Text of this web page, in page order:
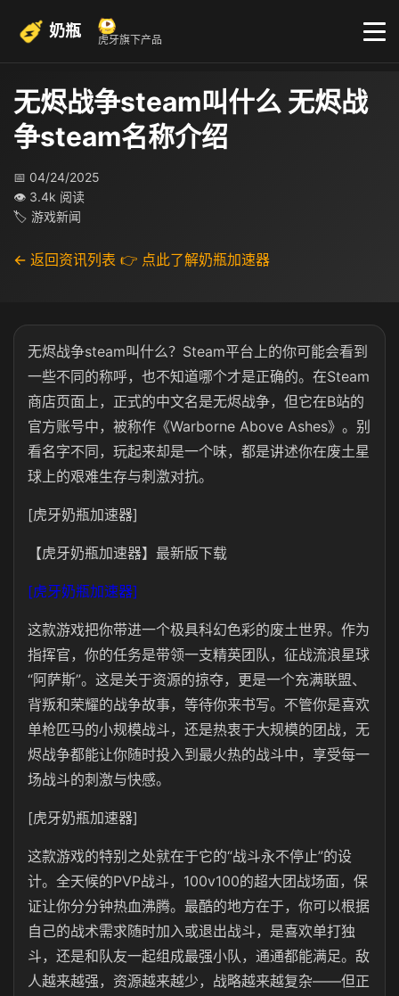
奶瓶 虎牙旗下产品
无烬战争steam叫什么 无烬战
争steam名称介绍
📅 04/24/2025
👁 3.4k 阅读
🏷 游戏新闻
← 返回资讯列表 👉 点此了解奶瓶加速器
无烬战争steam叫什么？Steam平台上的你可能会看到
一些不同的称呼，也不知道哪个才是正确的。在Steam
商店页面上，正式的中文名是无烬战争，但它在B站的
官方账号中，被称作《Warborne Above Ashes》。别
看名字不同，玩起来却是一个味，都是讲述你在废土星
球上的艰难生存与刺激对抗。
[虎牙奶瓶加速器]
【虎牙奶瓶加速器】最新版下载
[虎牙奶瓶加速器]
这款游戏把你带进一个极具科幻色彩的废土世界。作为
指挥官，你的任务是带领一支精英团队，征战流浪星球
“阿萨斯”。这是关于资源的掠夺，更是一个充满联盟、
背叛和荣耀的战争故事，等待你来书写。不管你是喜欢
单枪匹马的小规模战斗，还是热衷于大规模的团战，无
烬战争都能让你随时投入到最火热的战斗中，享受每一
场战斗的刺激与快感。
[虎牙奶瓶加速器]
这款游戏的特别之处就在于它的“战斗永不停止”的设
计。全天候的PVP战斗，100v100的超大团战场面，保
证让你分分钟热血沸腾。最酷的地方在于，你可以根据
自己的战术需求随时加入或退出战斗，是喜欢单打独
斗，还是和队友一起组成最强小队，通通都能满足。敌
人越来越强，资源越来越少，战略越来越复杂——但正